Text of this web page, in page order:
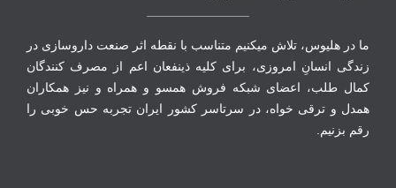
ما در هلیوس، تلاش می‏کنیم متناسب با نقطه‏ اثر صنعت داروسازی در
زندگی انسانِ امروزی، برای کلیه ذینفعان اعم از مصرف‏ کنندگان
‏کمال طلب، اعضای شبکه فروش همسو و همراه و نیز همکاران
همدل و ترقی‏ خواه، در سرتاسر کشور ایران تجربه حس خوبی را
رقم بزنیم.